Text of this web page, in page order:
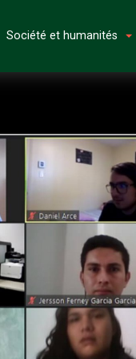
Société et humanités